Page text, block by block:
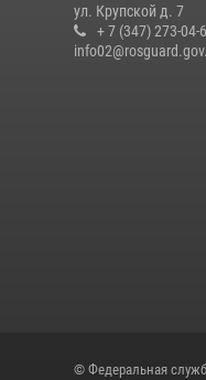
ул. Крупской д. 7
+ 7 (347) 273-04-
© Федеральная